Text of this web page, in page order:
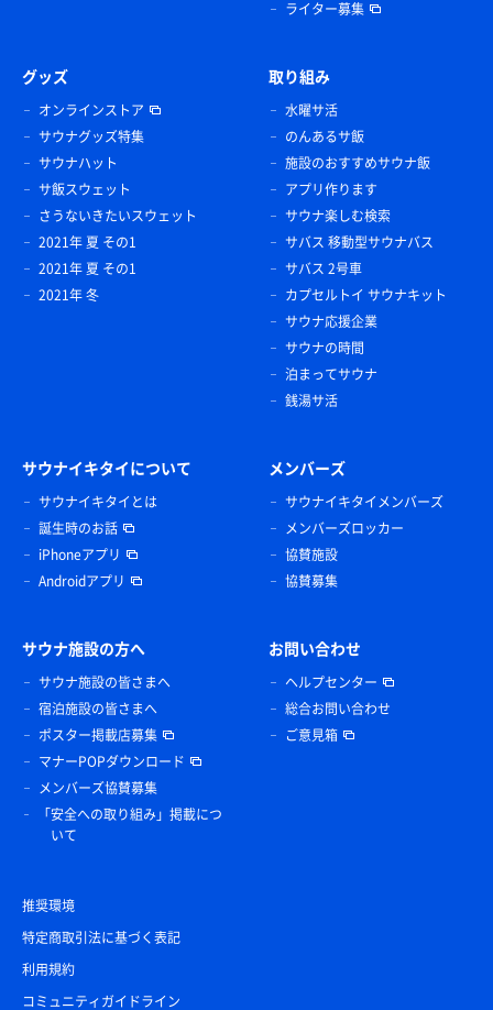
ライター募集
グッズ
オンラインストア
サウナグッズ特集
サウナハット
サ飯スウェット
さうないきたいスウェット
2021年 夏 その1
2021年 夏 その1
2021年 冬
取り組み
水曜サ活
のんあるサ飯
施設のおすすめサウナ飯
アプリ作ります
サウナ楽しむ検索
サバス 移動型サウナバス
サバス 2号車
カプセルトイ サウナキット
サウナ応援企業
サウナの時間
泊まってサウナ
銭湯サ活
サウナイキタイについて
サウナイキタイとは
誕生時のお話
iPhoneアプリ
Androidアプリ
メンバーズ
サウナイキタイメンバーズ
メンバーズロッカー
協賛施設
協賛募集
サウナ施設の方へ
サウナ施設の皆さまへ
宿泊施設の皆さまへ
ポスター掲載店募集
マナーPOPダウンロード
メンバーズ協賛募集
「安全への取り組み」掲載につ
いて
お問い合わせ
ヘルプセンター
総合お問い合わせ
ご意見箱
推奨環境
特定商取引法に基づく表記
利用規約
コミュニティガイドライン